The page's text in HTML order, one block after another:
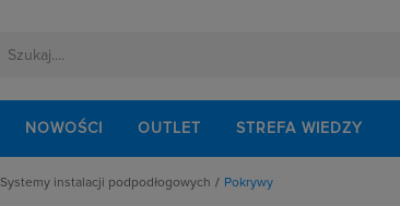
NOWOŚCI OUTLET STREFA WIEDZY
Systemy instalacji podpodłogowych
Pokrywy